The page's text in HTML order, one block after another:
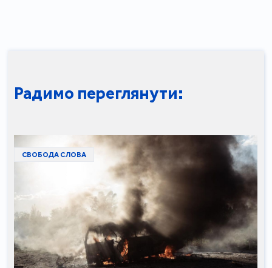
Радимо переглянути:
СВОБОДА СЛОВА